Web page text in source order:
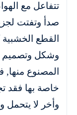
تتفاعل مع
صدأ وتفتت
القطع
وشكل وتصميم
المصنوع
خاصة بها فقد
وأخر لا يتحمل